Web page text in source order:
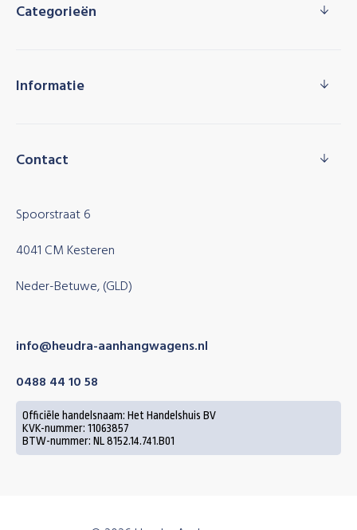
Categorieën
Informatie
Contact
Spoorstraat 6
4041 CM Kesteren
Neder-Betuwe, (GLD)
info@heudra-aanhangwagens.nl
0488 44 10 58
Officiële handelsnaam: Het Handelshuis BV
KVK-nummer: 11063857
BTW-nummer: NL 8152.14.741.B01